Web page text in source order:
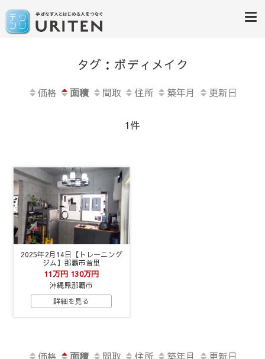
タグ：ボディメイク
価格 面積 間取 住所 築年月 更新日
1件
2025年2月14日【トレーニング
ジム】那覇市首里
11万円 130万円
沖縄県那覇市
詳細を見る
価格 面積 間取 住所 築年月 更新日